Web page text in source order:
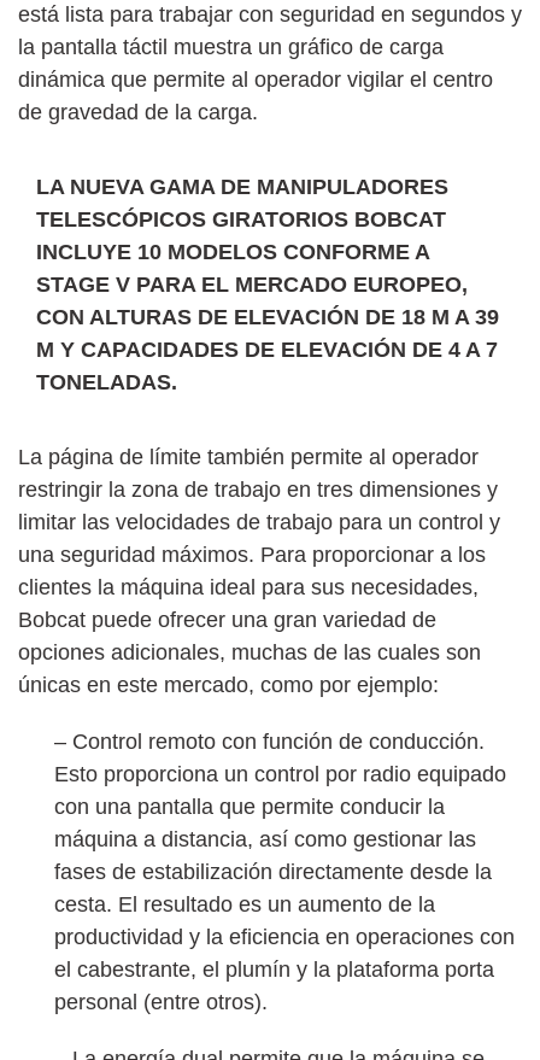
está lista para trabajar con seguridad en segundos y
la pantalla táctil muestra un gráfico de carga
dinámica que permite al operador vigilar el centro
de gravedad de la carga.
LA NUEVA GAMA DE MANIPULADORES
TELESCÓPICOS GIRATORIOS BOBCAT
INCLUYE 10 MODELOS CONFORME A
STAGE V PARA EL MERCADO EUROPEO,
CON ALTURAS DE ELEVACIÓN DE 18 M A 39
M Y CAPACIDADES DE ELEVACIÓN DE 4 A 7
TONELADAS.
La página de límite también permite al operador
restringir la zona de trabajo en tres dimensiones y
limitar las velocidades de trabajo para un control y
una seguridad máximos. Para proporcionar a los
clientes la máquina ideal para sus necesidades,
Bobcat puede ofrecer una gran variedad de
opciones adicionales, muchas de las cuales son
únicas en este mercado, como por ejemplo:
– Control remoto con función de conducción.
Esto proporciona un control por radio equipado
con una pantalla que permite conducir la
máquina a distancia, así como gestionar las
fases de estabilización directamente desde la
cesta. El resultado es un aumento de la
productividad y la eficiencia en operaciones con
el cabestrante, el plumín y la plataforma porta
personal (entre otros).